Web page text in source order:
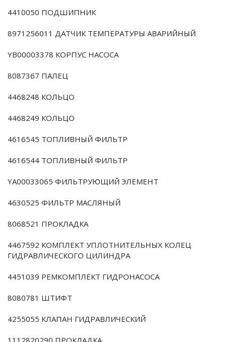
4410050 ПОДШИПНИК
8971256011 ДАТЧИК ТЕМПЕРАТУРЫ АВАРИЙНЫЙ
YB00003378 КОРПУС НАСОСА
8087367 ПАЛЕЦ
4468248 КОЛЬЦО
4468249 КОЛЬЦО
4616545 ТОПЛИВНЫЙ ФИЛЬТР
4616544 ТОПЛИВНЫЙ ФИЛЬТР
YA00033065 ФИЛЬТРУЮЩИЙ ЭЛЕМЕНТ
4630525 ФИЛЬТР МАСЛЯНЫЙ
8068521 ПРОКЛАДКА
4467592 КОМПЛЕКТ УПЛОТНИТЕЛЬНЫХ КОЛЕЦ
ГИДРАВЛИЧЕСКОГО ЦИЛИНДРА
4451039 РЕМКОМПЛЕКТ ГИДРОНАСОСА
8080781 ШТИФТ
4255055 КЛАПАН ГИДРАВЛИЧЕСКИЙ